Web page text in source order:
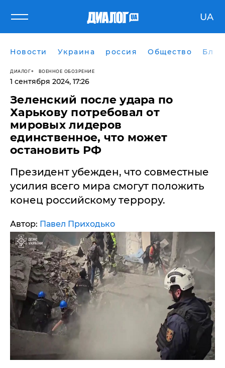
UA
Новости Украина россия Общество
ДИАЛОГ ВОЕННОЕ ОБОЗРЕНИЕ
1 сентября 2024, 17:26
Зеленский после удара по
Харькову потребовал от
мировых лидеров
единственное, что может
остановить РФ
Президент убежден, что совместные
усилия всего мира смогут положить
конец российскому террору.
Автор: Павел Приходько